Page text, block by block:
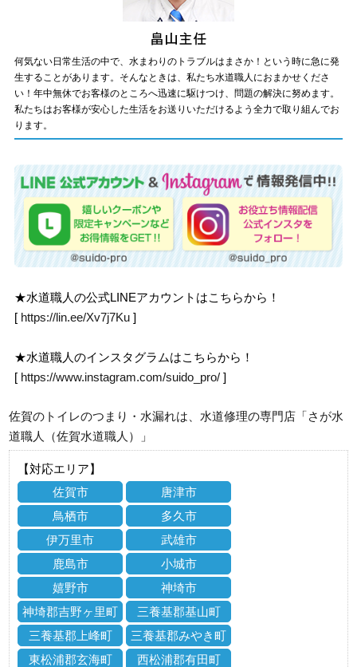
何気ない日常生活の中で、水まわりのトラブルはまさか！という時に急に発
生することがあります。そんなときは、私たち水道職人におまかせくださ
い！年中無休でお客様のところへ迅速に駆けつけ、問題の解決に努めます。
私たちはお客様が安心した生活をお送りいただけるよう全力で取り組んでお
ります。
★水道職人の公式LINEアカウントはこちらから！
[ https://lin.ee/Xv7j7Ku ]
★水道職人のインスタグラムはこちらから！
[ https://www.instagram.com/suido_pro/ ]
佐賀のトイレのつまり・水漏れは、水道修理の専門店「さが水
道職人（佐賀水道職人）」
【対応エリア】
佐賀市
唐津市
鳥栖市
多久市
伊万里市
武雄市
鹿島市
小城市
嬉野市
神埼市
神埼郡吉野ヶ里町
三養基郡基山町
三養基郡上峰町
三養基郡みやき町
東松浦郡玄海町
西松浦郡有田町